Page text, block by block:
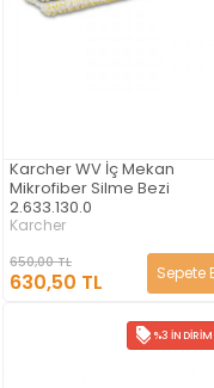
Karcher WV İç Mekan
Mikrofiber Silme Bezi
2.633.130.0
Karcher
650,00 TL
630,50 TL Sepete
%3 İNDIRIM